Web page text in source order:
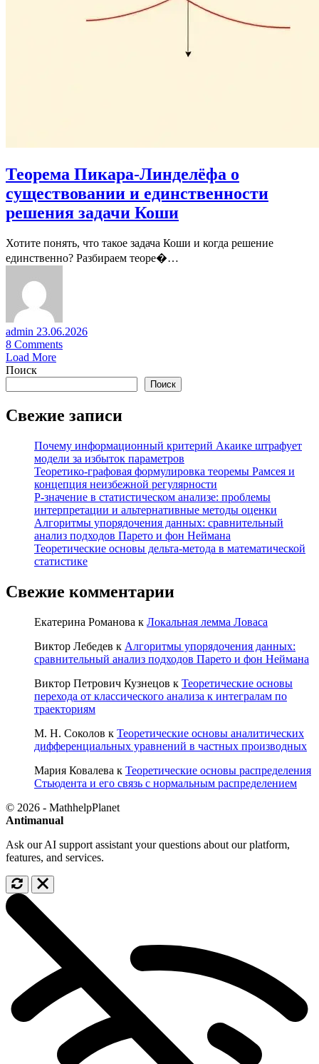
Теорема Пикара-Линделёфа о
существовании и единственности
решения задачи Коши
Хотите понять, что такое задача Коши и когда решение
единственно? Разбираем теоре�…
admin 23.06.2026
8 Comments
Load More
Поиск
Поиск
Свежие записи
Почему информационный критерий Акаике штрафует
модели за избыток параметров
Теоретико-графовая формулировка теоремы Рамсея и
концепция неизбежной регулярности
P-значение в статистическом анализе: проблемы
интерпретации и альтернативные методы оценки
Алгоритмы упорядочения данных: сравнительный
анализ подходов Парето и фон Неймана
Теоретические основы дельта-метода в математической
статистике
Свежие комментарии
Екатерина Романова к Локальная лемма Ловаса
Виктор Лебедев к Алгоритмы упорядочения данных:
сравнительный анализ подходов Парето и фон Неймана
Виктор Петрович Кузнецов к Теоретические основы
перехода от классического анализа к интегралам по
траекториям
М. Н. Соколов к Теоретические основы аналитических
дифференциальных уравнений в частных производных
Мария Ковалева к Теоретические основы распределения
Стьюдента и его связь с нормальным распределением
© 2026 - MathhelpPlanet
Antimanual
Ask our AI support assistant your questions about our platform,
features, and services.